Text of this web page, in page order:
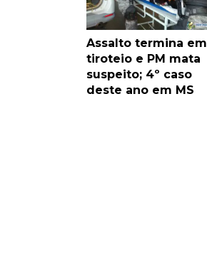
Assalto termina em
tiroteio e PM mata
suspeito; 4º caso
deste ano em MS